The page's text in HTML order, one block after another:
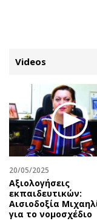
ΚΑΤΗΓΟΡΙΕΣ
Κύπρος
Παιδεία
Υγεία
Πολιτική
Βουλευτικές 2026
Εκλογές 2024
Videos
20/05/2025
Αξιολογήσεις
εκπαιδευτικών:
Αισιοδοξία
για το νομοσχέδιο